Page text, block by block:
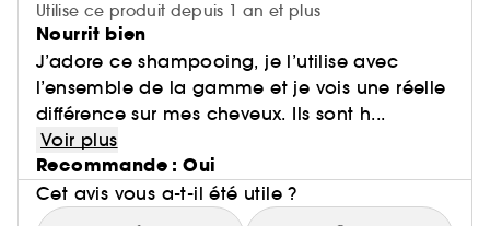
Utilise ce produit depuis 1 an et plus
Nourrit bien
J’adore ce shampooing, je l’utilise avec
l’ensemble de la gamme et je vois une réelle
différence sur mes cheveux. Ils sont h...
Voir plus
Recommande : Oui
Cet avis vous a-t-il été utile ?